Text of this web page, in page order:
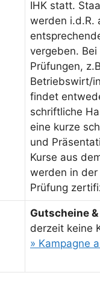
IHK statt.
werden i.d.R.
vergeben.
Prüfungen,
Betriebswirt/
findet
schriftliche
eine kurze
und
Kurse aus
werden in der
Prüfung
Gutscheine
derzeit keine
» Kampagne